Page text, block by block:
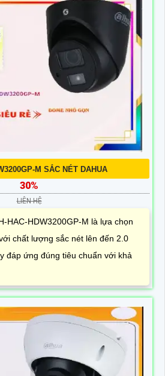
M SẮC NÉT DAHUA
30%
LIÊN HỆ
HAC-HDW3200GP-M là lựa chọn
chất lượng sắc nét lên đến 2.0
đáp ứng đúng tiêu chuẩn với khả